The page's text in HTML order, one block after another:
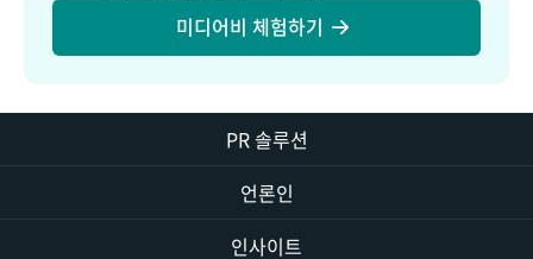
미디어비 체험하기
PR 솔루션
언론인
인사이트